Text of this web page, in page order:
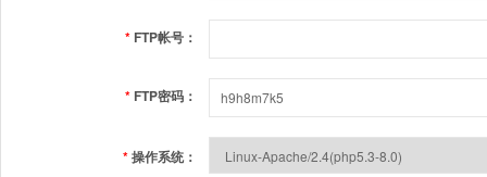
* FTP帐号：
* FTP密码：
*操作系统：